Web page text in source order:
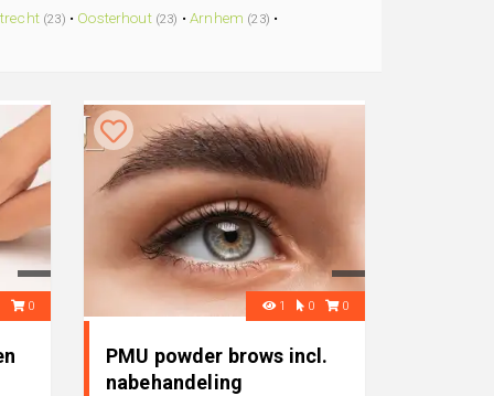
(23) • Oosterhout (23) •Arnhem (23) •
0 1 0 0
PMU powder brows incl.
nabehandeling